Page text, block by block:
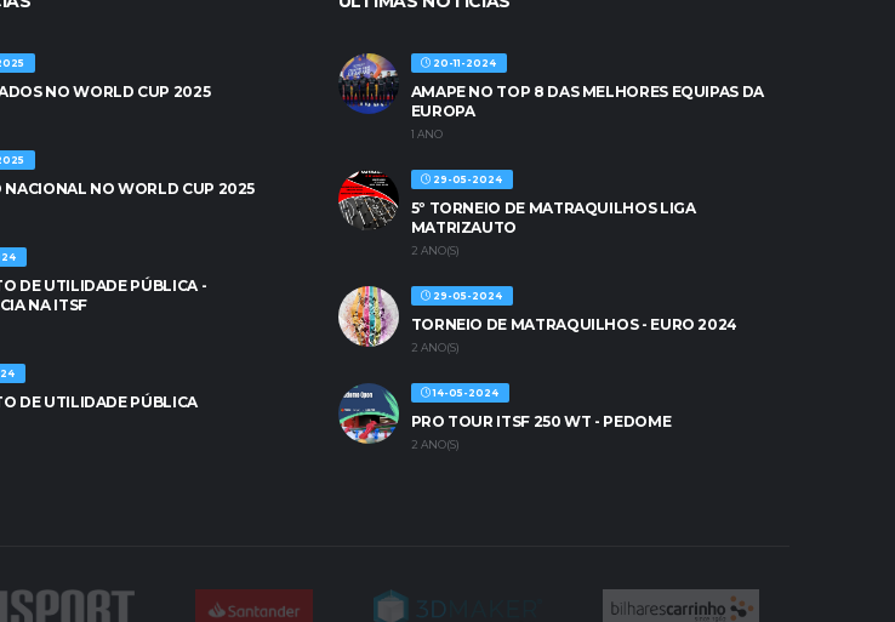
NO WORLD CUP 2025
NACIONAL NO WORLD CUP 2025
DE UTILIDADE PÚBLICA -
NA ITSF
DE UTILIDADE PÚBLICA
20-11-2024
AMAPE NO TOP 8 DAS MELHORES EQUIPAS DA
EUROPA
1 ANO
29-05-2024
5º TORNEIO DE MATRAQUILHOS LIGA
MATRIZAUTO
2 ANO(S)
29-05-2024
TORNEIO DE MATRAQUILHOS - EURO 2024
2 ANO(S)
14-05-2024
PRO TOUR ITSF 250 WT - PEDOME
2 ANO(S)